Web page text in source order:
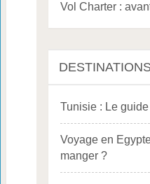
Vol Charter :
Tunisie : Le
Voyage en
manger ?